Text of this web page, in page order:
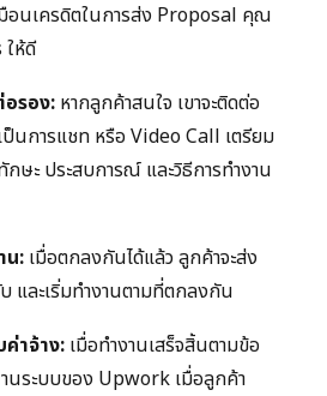
มือนเครดิตในการส่ง Proposal คุณ
ห้ดี
รอง: หากลูกค้าสนใจ เขาจะติดต่อ
นการแชท หรือ Video Call เตรียม
ษะ ประสบการณ์ และวิธีการทำงาน
น: เมื่อตกลงกันได้แล้ว ลูกค้าจะส่ง
และเริ่มทำงานตามที่ตกลงกัน
าจ้าง: เมื่อทำงานเสร็จสิ้นตามข้อ
นระบบของ Upwork เมื่อลูกค้า